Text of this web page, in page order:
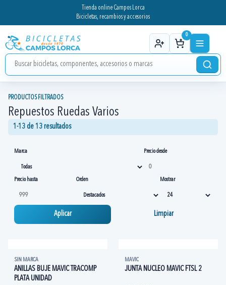
Tienda online Campos Lorca
Bicicletas, recambios y accesorios
0
PRODUCTOS FILTRADOS
Repuestos Ruedas Varios
1-13 de 13 resultados
Marca Precio desde
Precio hasta Orden Mostrar
Aplicar Limpiar
SIN MARCA
ANILLAS BUJE MAVIC TRACOMP
PLATA UNIDAD
MAVIC
JUNTA NUCLEO MAVIC FTSL 2